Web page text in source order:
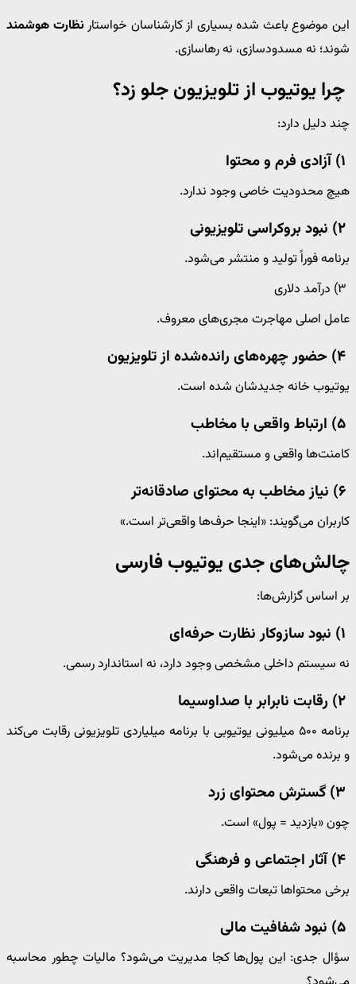
این موضوع باعث شده بسیاری از کارشناسان خواستار نظارت هوشمند
شوند؛ نه مسدودسازی، نه رهاسازی.
چرا یوتیوب از تلویزیون جلو زد؟
چند دلیل دارد:
هیچ محدودیت خاصی وجود ندارد.
برنامه فوراً تولید و منتشر می‌شود.
عامل اصلی مهاجرت مجری‌های معروف.
یوتیوب خانه جدیدشان شده است.
کامنت‌ها واقعی و مستقیم‌اند.
کاربران می‌گویند: «اینجا حرف‌ها واقعی‌تر است.»
چالش‌های جدی یوتیوب فارسی
بر اساس گزارش‌ها:
نه سیستم داخلی مشخصی وجود دارد، نه استاندارد رسمی.
برنامه ۵۰۰ میلیونی یوتیوبی با برنامه میلیاردی تلویزیونی رقابت می‌کند
و برنده می‌شود.
چون «بازدید = پول» است.
برخی محتواها تبعات واقعی دارند.
سؤال جدی: این پول‌ها کجا مدیریت می‌شود؟ مالیات چطور محاسبه